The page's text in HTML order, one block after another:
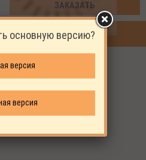
ЗАКАЗАТЬ
ПОКУПКИ
основную версию?
версия
версия